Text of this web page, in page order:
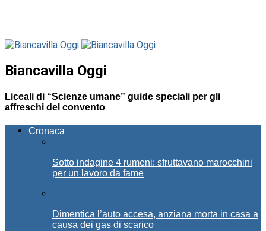
Biancavilla Oggi
Liceali di “Scienze umane” guide speciali per gli
affreschi del convento
Cronaca
Sotto indagine 4 rumeni: sfruttavano marocchini
per un lavoro da fame
Dimentica l’auto accesa, anziana morta in casa a
causa dei gas di scarico